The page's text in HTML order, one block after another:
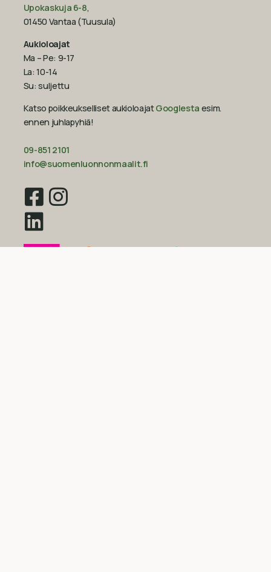
Upokaskuja 6-8,
01450 Vantaa (Tuusula)
Aukioloajat
Ma – Pe: 9-17
La: 10-14
Su: suljettu
Katso poikkeukselliset aukioloajatGooglesta esim.
ennen juhlapyhiä!‍
09-851 2101
info@suomenluonnonmaalit.fi